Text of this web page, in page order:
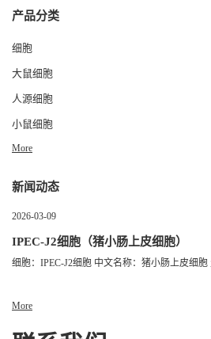
产品分类
细胞
大鼠细胞
人源细胞
小鼠细胞
More
新闻动态
2026-03-09
IPEC-J2细胞（猪小肠上皮细胞）
细胞：IPEC-J2细胞 中文名称：猪小肠上皮细胞
More